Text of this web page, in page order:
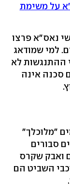
על משימת
נאס"א פרצו
למי שמודאג
ההתנגשות לא
סכנה אינה
"מלוכלך"
סבורים
ואבק שקרס
שנים. כוכבי השביט הם